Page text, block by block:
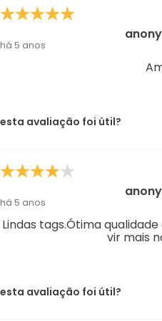
há 5 anos
esta avaliação foi útil?
há 5 anos
Lindas tags.Ótima
vir mais
esta avaliação foi útil?